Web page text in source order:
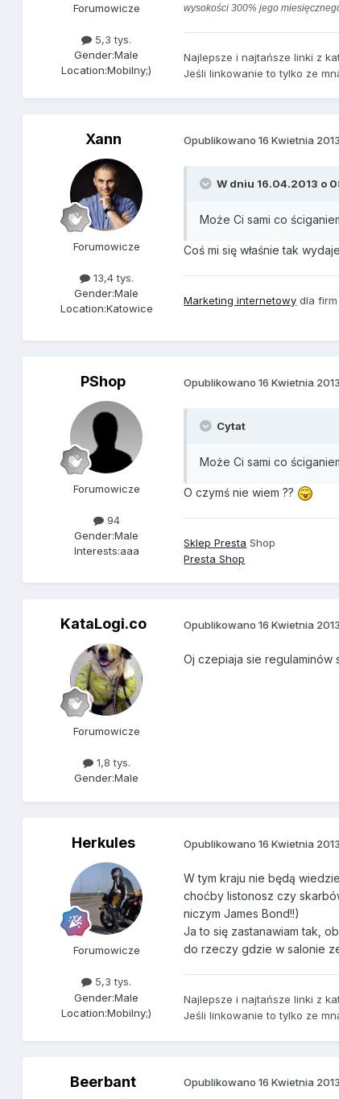
Forumowicze
5,3 tys.
Gender:Male
Location:Mobilny;)
wysokości 300% jego
Najlepsze i najtańsze linki z
Jeśli linkowanie to tylko ze
Xann
Forumowicze
13,4 tys.
Gender:Male
Location:Katowice
Opublikowano16 Kwietnia 2013
W dniu 16.04.2013 o
Może Ci sami co
Coś mi się właśnie tak
Marketing internetowy dla firm
PShop
Forumowicze
94
Gender:Male
Interests:aaa
Opublikowano16 Kwietnia 2013
Cytat
Może Ci sami co
O czymś nie wiem ??
Sklep Presta Shop
Presta Shop
KataLogi.co
Forumowicze
1,8 tys.
Gender:Male
Opublikowano16 Kwietnia 2013
Oj czepiaja sie
Herkules
Forumowicze
5,3 tys.
Gender:Male
Location:Mobilny;)
Opublikowano16 Kwietnia 2013
W tym kraju nie będą
choćby listonosz czy
niczym James Bond!!)
Ja to się zastanawiam tak,
do rzeczy gdzie w salonie
Najlepsze i najtańsze linki z
Jeśli linkowanie to tylko ze
Beerbant Opublikowano16 Kwietnia 2013